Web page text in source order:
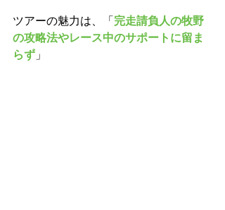
ツアーの魅力は、「完走請負人の牧野
の攻略法やレース中のサポートに留ま
らず 」